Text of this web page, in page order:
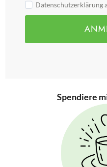
Datenschutzerklärung
Spendiere